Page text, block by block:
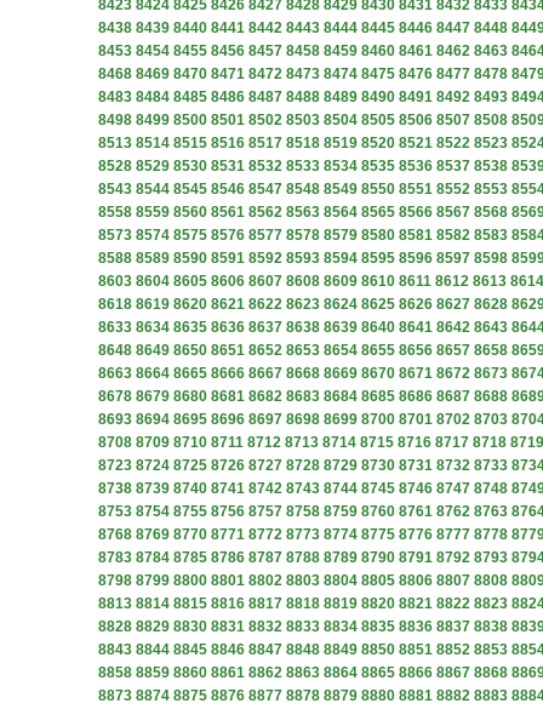
8423 8424 8425 8426 8427 8428 8429 8430 8431 8432 8433
8438 8439 8440 8441 8442 8443 8444 8445 8446 8447 8448
8453 8454 8455 8456 8457 8458 8459 8460 8461 8462 8463
8468 8469 8470 8471 8472 8473 8474 8475 8476 8477 8478
8483 8484 8485 8486 8487 8488 8489 8490 8491 8492 8493
8498 8499 8500 8501 8502 8503 8504 8505 8506 8507 8508
8513 8514 8515 8516 8517 8518 8519 8520 8521 8522 8523
8528 8529 8530 8531 8532 8533 8534 8535 8536 8537 8538
8543 8544 8545 8546 8547 8548 8549 8550 8551 8552 8553
8558 8559 8560 8561 8562 8563 8564 8565 8566 8567 8568
8573 8574 8575 8576 8577 8578 8579 8580 8581 8582 8583
8588 8589 8590 8591 8592 8593 8594 8595 8596 8597 8598
8603 8604 8605 8606 8607 8608 8609 8610 8611 8612 8613 8614
8618 8619 8620 8621 8622 8623 8624 8625 8626 8627 8628
8633 8634 8635 8636 8637 8638 8639 8640 8641 8642 8643
8648 8649 8650 8651 8652 8653 8654 8655 8656 8657 8658
8663 8664 8665 8666 8667 8668 8669 8670 8671 8672 8673
8678 8679 8680 8681 8682 8683 8684 8685 8686 8687 8688
8693 8694 8695 8696 8697 8698 8699 8700 8701 8702 8703
8708 8709 8710 8711 8712 8713 8714 8715 8716 8717 8718 8719
8723 8724 8725 8726 8727 8728 8729 8730 8731 8732 8733
8738 8739 8740 8741 8742 8743 8744 8745 8746 8747 8748
8753 8754 8755 8756 8757 8758 8759 8760 8761 8762 8763
8768 8769 8770 8771 8772 8773 8774 8775 8776 8777 8778
8783 8784 8785 8786 8787 8788 8789 8790 8791 8792 8793
8798 8799 8800 8801 8802 8803 8804 8805 8806 8807 8808
8813 8814 8815 8816 8817 8818 8819 8820 8821 8822 8823
8828 8829 8830 8831 8832 8833 8834 8835 8836 8837 8838
8843 8844 8845 8846 8847 8848 8849 8850 8851 8852 8853
8858 8859 8860 8861 8862 8863 8864 8865 8866 8867 8868
8873 8874 8875 8876 8877 8878 8879 8880 8881 8882 8883